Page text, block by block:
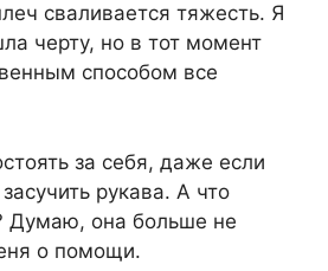
сваливается тяжесть. Я
черту, но в тот момент
способом все
за себя, даже если
рукава. А что
Думаю, она больше не
о помощи.